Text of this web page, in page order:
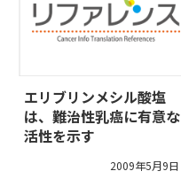
エリブリンメシル酸塩
は、難治性乳癌に有意な
活性を示す
2009年5月9日